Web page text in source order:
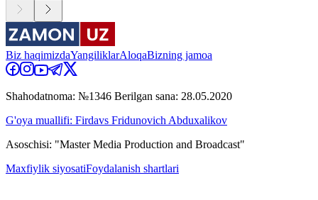
Biz haqimizdaYangiliklarAloqaBizning jamoa
Shahodatnoma: №1346 Berilgan sana: 28.05.2020
G'oya muallifi: Firdavs Fridunovich Abduxalikov
Asoschisi: "Master Media Production and Broadcast"
Maxfiylik siyosatiFoydalanish shartlari